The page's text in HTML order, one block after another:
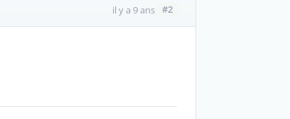
il y a 9 ans #2